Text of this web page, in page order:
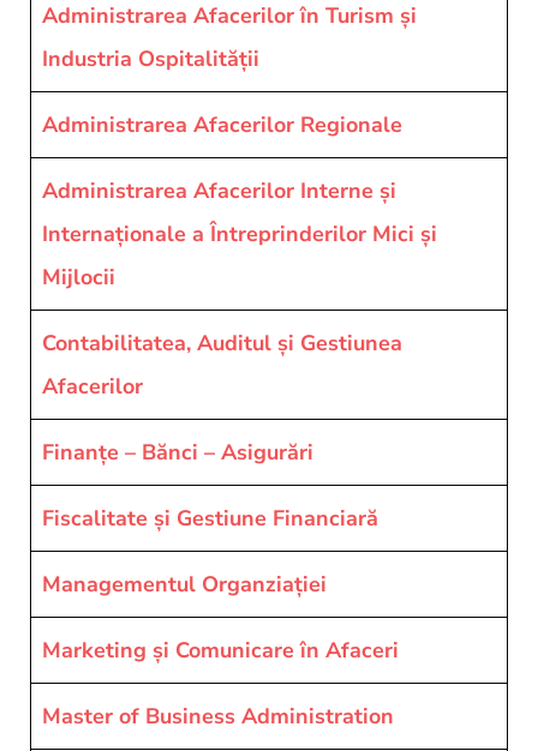
Administrarea Afacerilor în Turism și
Industria Ospitalității
Administrarea Afacerilor Regionale
Administrarea Afacerilor Interne și
Internaționale a Întreprinderilor Mici și
Mijlocii
Contabilitatea, Auditul şi Gestiunea
Afacerilor
Finanţe – Bănci – Asigurări
Fiscalitate și Gestiune Financiară
Managementul Organziației
Marketing și Comunicare în Afaceri
Master of Business Administration